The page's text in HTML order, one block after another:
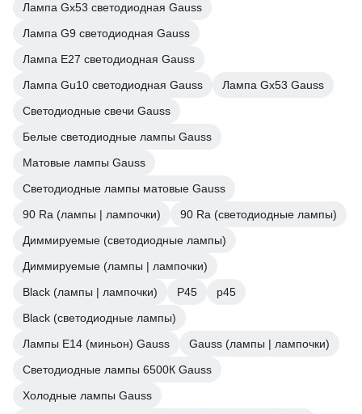
Лампа Gx53 светодиодная Gauss
Лампа G9 светодиодная Gauss
Лампа E27 светодиодная Gauss
Лампа Gu10 светодиодная Gauss
Лампа Gx53 Gauss
Светодиодные свечи Gauss
Белые светодиодные лампы Gauss
Матовые лампы Gauss
Светодиодные лампы матовые Gauss
90 Ra (лампы | лампочки)
90 Ra (светодиодные лампы)
Диммируемые (светодиодные лампы)
Диммируемые (лампы | лампочки)
Black (лампы | лампочки)
P45
р45
Black (светодиодные лампы)
Лампы Е14 (миньон) Gauss
Gauss (лампы | лампочки)
Светодиодные лампы 6500К Gauss
Холодные лампы Gauss